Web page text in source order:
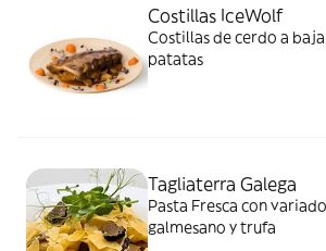
Costillas IceWolf
Costillas de cerdo a baja temperatura y
patatas
Tagliaterra Galega
Pasta Fresca con
galmesano y trufa